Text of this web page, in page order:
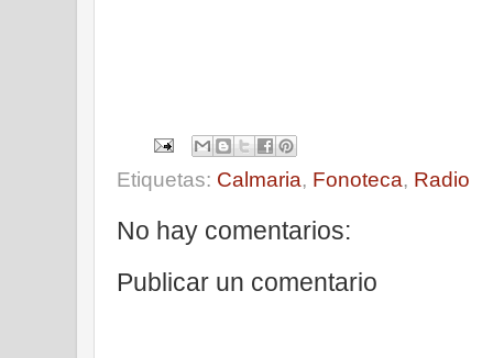
Etiquetas: Calmaria, Fonoteca, Radio
No hay comentarios:
Publicar un comentario